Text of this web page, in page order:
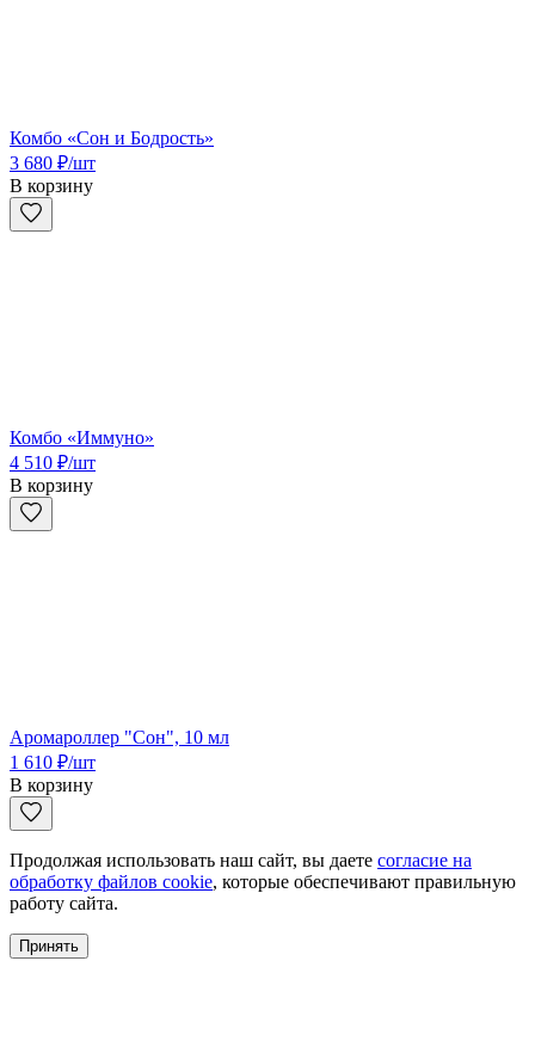
Комбо «Сон и Бодрость»
3 680 ₽/шт
В корзину
Комбо «Иммуно»
4 510 ₽/шт
В корзину
Аромароллер "Сон", 10 мл
1 610 ₽/шт
В корзину
Продолжая использовать наш сайт, вы даете согласие на
обработку файлов cookie, которые обеспечивают правильную
работу сайта.
Принять